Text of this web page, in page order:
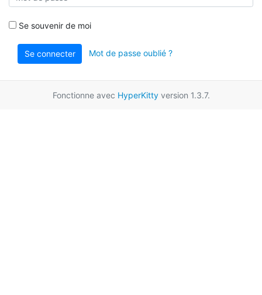
Se souvenir de moi
Se connecter Mot de passe oublié ?
Fonctionne avec HyperKittyversion 1.3.7.